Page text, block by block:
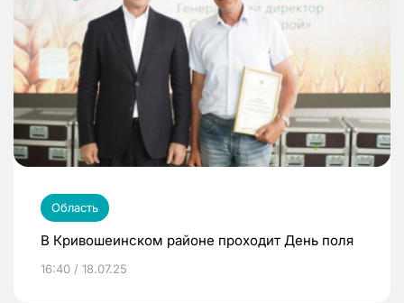
Область
В Кривошеинском районе проходит День поля
16:40 / 18.07.25